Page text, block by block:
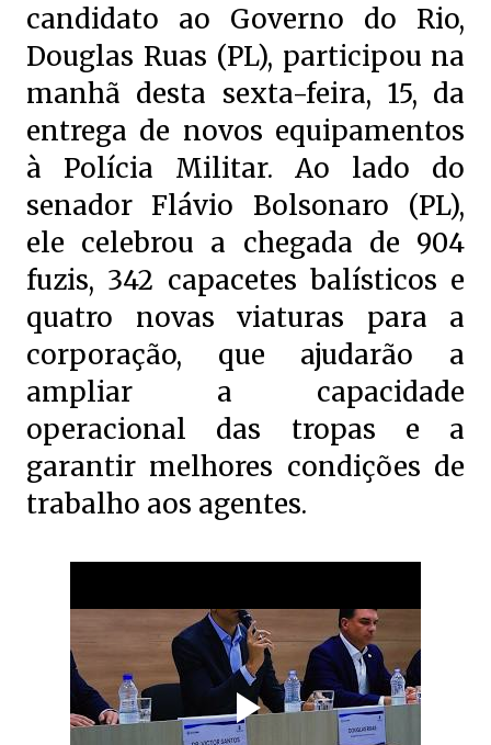
candidato ao Governo do Rio,
Douglas Ruas (PL), participou na
manhã desta sexta-feira, 15, da
entrega de novos equipamentos
à Polícia Militar. Ao lado do
senador Flávio Bolsonaro (PL),
ele celebrou a chegada de 904
fuzis, 342 capacetes balísticos e
quatro novas viaturas para a
corporação, que ajudarão a
ampliar a capacidade
operacional das tropas e a
garantir melhores condições de
trabalho aos agentes.